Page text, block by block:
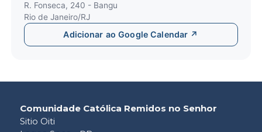
R. Fonseca, 240 - Bangu
Rio de Janeiro/RJ
Adicionar ao Google Calendar ↗
Comunidade Católica Remidos no Senhor
Sitio Oiti